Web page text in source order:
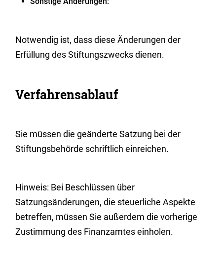
Notwendig ist, dass diese Änderungen der
Erfüllung des Stiftungszwecks dienen.
Verfahrensablauf
Sie müssen die geänderte Satzung bei der
Stiftungsbehörde schriftlich einreichen.
Hinweis: Bei Beschlüssen über
Satzungsänderungen, die steuerliche Aspekte
betreffen, müssen Sie außerdem die vorherige
Zustimmung des Finanzamtes einholen.